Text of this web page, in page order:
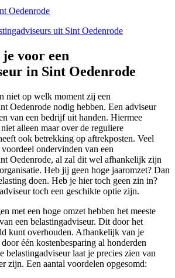
Oedenrode
uit Sint Oedenrode
voor een
in Sint Oedenrode
niet op welk moment zij een
Oedenrode nodig hebben. Een adviseur
van een bedrijf uit handen. Hiermee
alleen maar over de reguliere
ook betrekking op aftrekposten. Veel
ondervinden van een
Oedenrode, al zal dit wel afhankelijk zijn
Heb jij geen hoge jaaromzet? Dan
doen. Heb je hier toch geen zin in?
toch een geschikte optie zijn.
met een hoge omzet hebben het meeste
een belastingadviseur. Dit door het
kunt overhouden. Afhankelijk van je
één kostenbesparing al honderden
belastingadviseur laat je precies zien van
zijn. Een aantal voordelen opgesomd: